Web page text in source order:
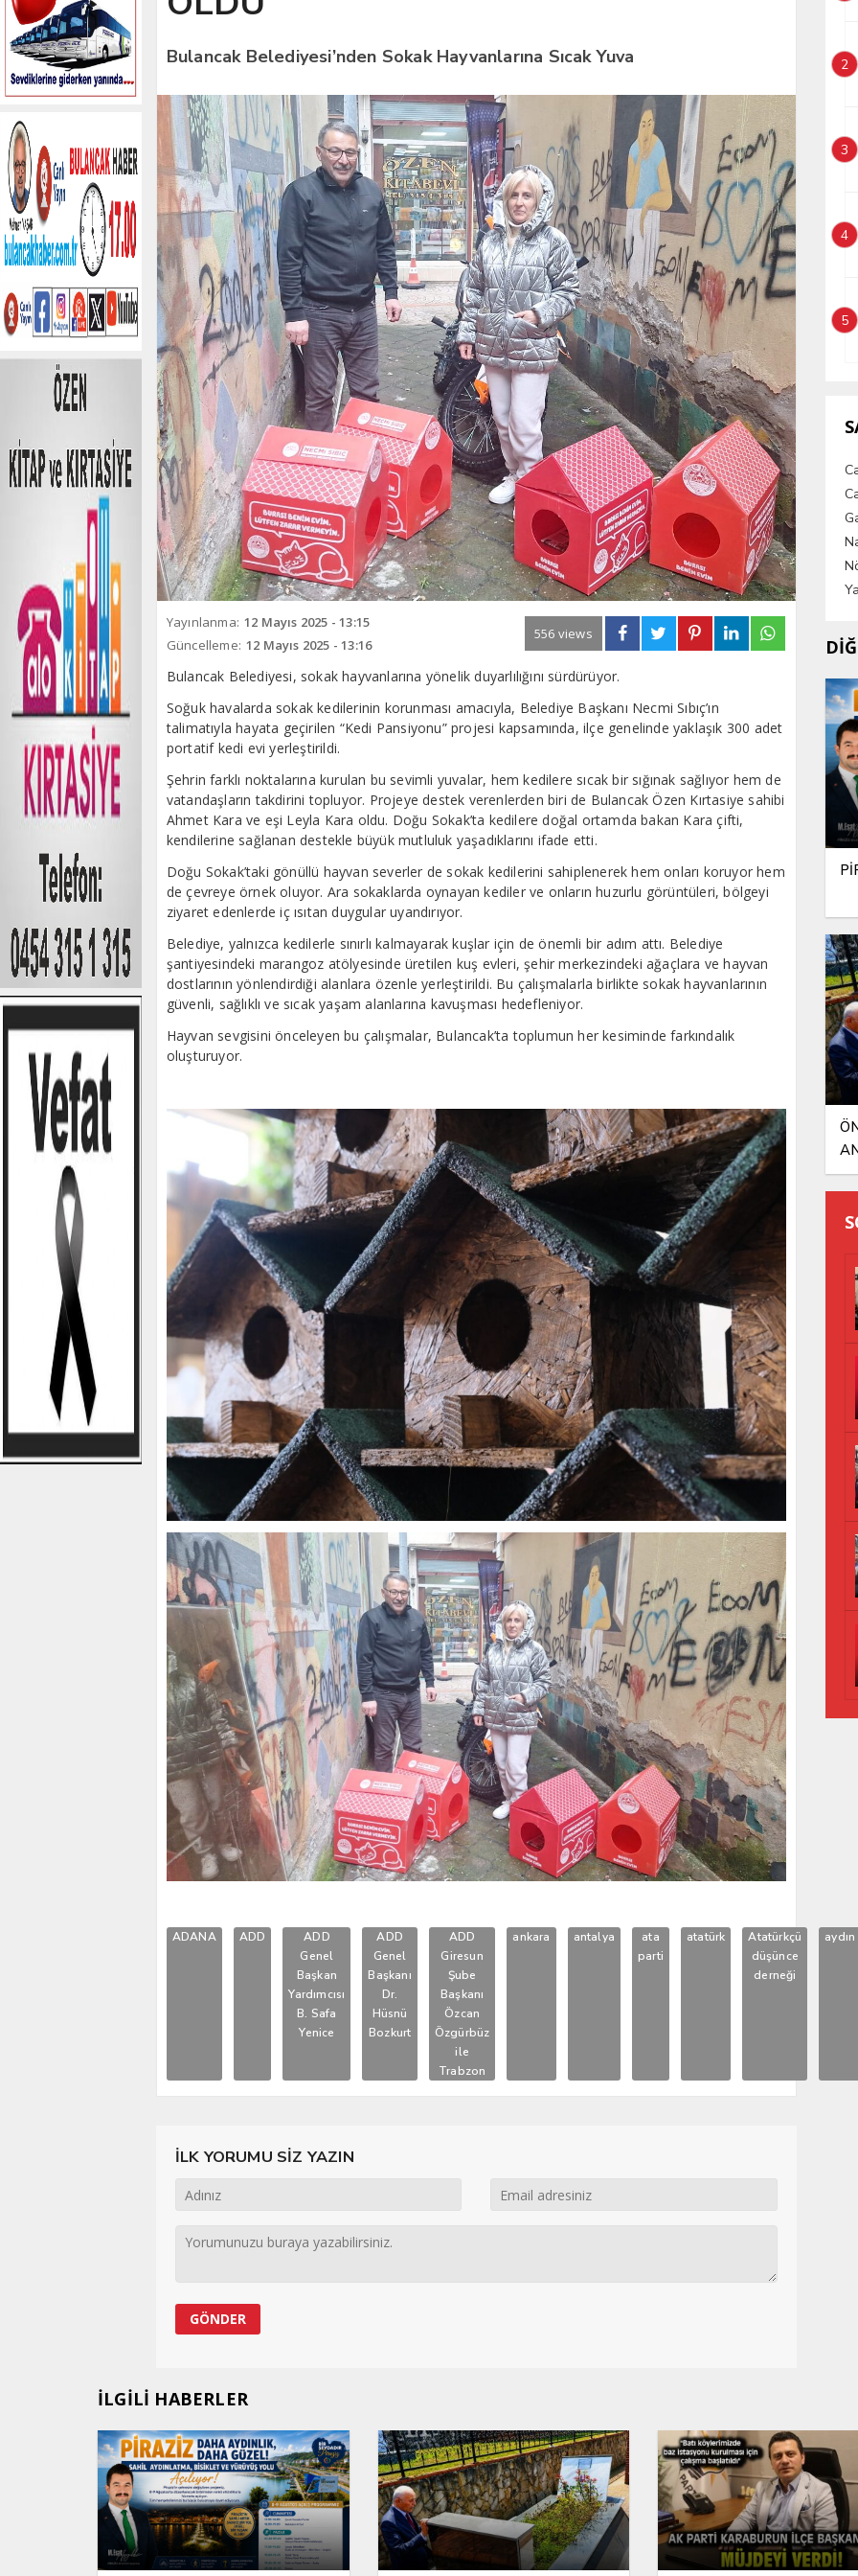
Bulancak Belediyesi’nden Sokak Hayvanlarına Sıcak Yuva
Yayınlanma: 12 Mayıs 2025 - 13:15
Güncelleme: 12 Mayıs 2025 - 13:16
556 views
Bulancak Belediyesi, sokak hayvanlarına yönelik duyarlılığını sürdürüyor.
Soğuk havalarda sokak kedilerinin korunması amacıyla, Belediye Başkanı Necmi Sıbıç’ın
talimatıyla hayata geçirilen “Kedi Pansiyonu” projesi kapsamında, ilçe genelinde yaklaşık 300 adet
portatif kedi evi yerleştirildi.
Şehrin farklı noktalarına kurulan bu sevimli yuvalar, hem kedilere sıcak bir sığınak sağlıyor hem de
vatandaşların takdirini topluyor. Projeye destek verenlerden biri de Bulancak Özen Kırtasiye sahibi
Ahmet Kara ve eşi Leyla Kara oldu. Doğu Sokak’ta kedilere doğal ortamda bakan Kara çifti,
kendilerine sağlanan destekle büyük mutluluk yaşadıklarını ifade etti.
Doğu Sokak’taki gönüllü hayvan severler de sokak kedilerini sahiplenerek hem onları koruyor hem
de çevreye örnek oluyor. Ara sokaklarda oynayan kediler ve onların huzurlu görüntüleri, bölgeyi
ziyaret edenlerde iç ısıtan duygular uyandırıyor.
Belediye, yalnızca kedilerle sınırlı kalmayarak kuşlar için de önemli bir adım attı. Belediye
şantiyesindeki marangoz atölyesinde üretilen kuş evleri, şehir merkezindeki ağaçlara ve hayvan
dostlarının yönlendirdiği alanlara özenle yerleştirildi. Bu çalışmalarla birlikte sokak hayvanlarının
güvenli, sağlıklı ve sıcak yaşam alanlarına kavuşması hedefleniyor.
Hayvan sevgisini önceleyen bu çalışmalar, Bulancak’ta toplumun her kesiminde farkındalık
oluşturuyor.
ADANA ADD
ADD
Genel
Başkan
Yardımcısı
B. Safa
Yenice
ADD
Genel
Başkanı
Dr.
Hüsnü
Bozkurt
ADD
Giresun
Şube
Başkanı
Özcan
Özgürbüz
ile
Trabzon
ankara antalya
ata
parti
atatürk
Atatürkçü
düşünce
derneği
aydın
İLK YORUMU SİZ YAZIN
2
3
4
5
İLGİLİ HABERLER